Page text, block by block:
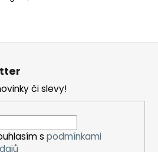
či slevy!
s podmínkami